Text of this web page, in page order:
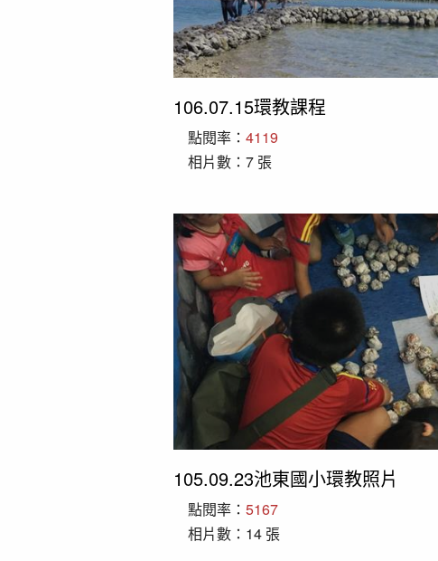
106.07.15環教課程
點閱率： 4119
相片數：7 張
105.09.23池東國小環教照片
點閱率： 5167
相片數：14 張